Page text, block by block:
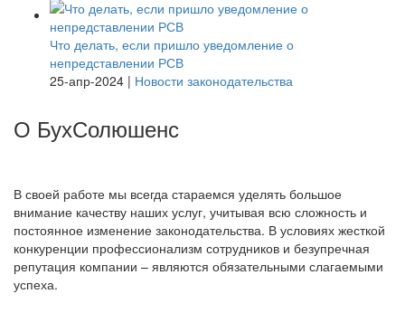
Что делать, если пришло уведомление о
непредставлении РСВ
25-апр-2024 | Новости законодательства
О БухСолюшенс
В своей работе мы всегда стараемся уделять большое
внимание качеству наших услуг, учитывая всю сложность и
постоянное изменение законодательства. В условиях жесткой
конкуренции профессионализм сотрудников и безупречная
репутация компании – являются обязательными слагаемыми
успеха.